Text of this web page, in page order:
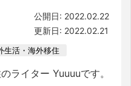
公開日: 2022.02.22
更新日: 2022.02.21
生活・海外移住
ライター Yuuuuです。